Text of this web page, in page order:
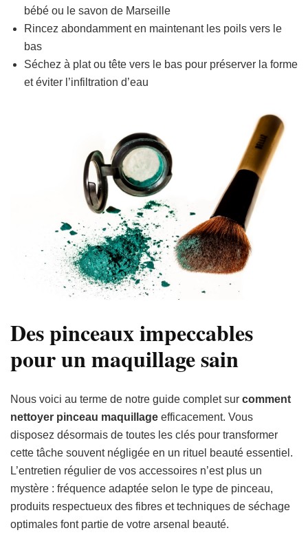
bébé ou le savon de Marseille
Rincez abondamment en maintenant les poils vers le
bas
Séchez à plat ou tête vers le bas pour préserver la forme
et éviter l’infiltration d’eau
Des pinceaux impeccables
pour un maquillage sain
Nous voici au terme de notre guide complet sur comment
nettoyer pinceau maquillage efficacement. Vous
disposez désormais de toutes les clés pour transformer
cette tâche souvent négligée en un rituel beauté essentiel.
L’entretien régulier de vos accessoires n’est plus un
mystère : fréquence adaptée selon le type de pinceau,
produits respectueux des fibres et techniques de séchage
optimales font partie de votre arsenal beauté.